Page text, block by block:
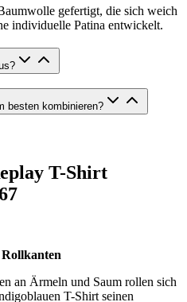
gefertigt, die sich weich
individuelle Patina entwickelt.
besten kombinieren?
T-Shirt
an Ärmeln und Saum rollen sich
T-Shirt seinen